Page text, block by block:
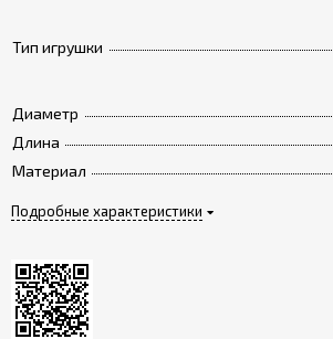
Тип игрушки
Диаметр
Длина
Материал
Подробные характеристики